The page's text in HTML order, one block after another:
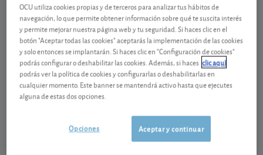
Contenido reservado a SOCIOS
Gestiona tu dinero con visión
experta
y consigue que cada euro trabaje
para ti
OCU utiliza cookies propias y de terceros para analizar tus hábitos de
navegación, lo que permite obtener información sobre qué te suscita interés
y permite mejorar nuestra página web y tu seguridad. Si haces clic en el
botón "Aceptar todas las cookies" aceptarás la implementación de las cookies
y solo entonces se implantarán. Si haces clic en "Configuración de cookies"
podrás configurar o deshabilitar las cookies. Además, si haces clic aquí
podrás ver la política de cookies y configurarlas o deshabilitarlas en
cualquier momento. Este banner se mantendrá activo hasta que ejecutes
alguna de estas dos opciones.
Aceptar y continuar
Opciones